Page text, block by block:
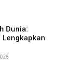
Dunia:
Lengkapkan